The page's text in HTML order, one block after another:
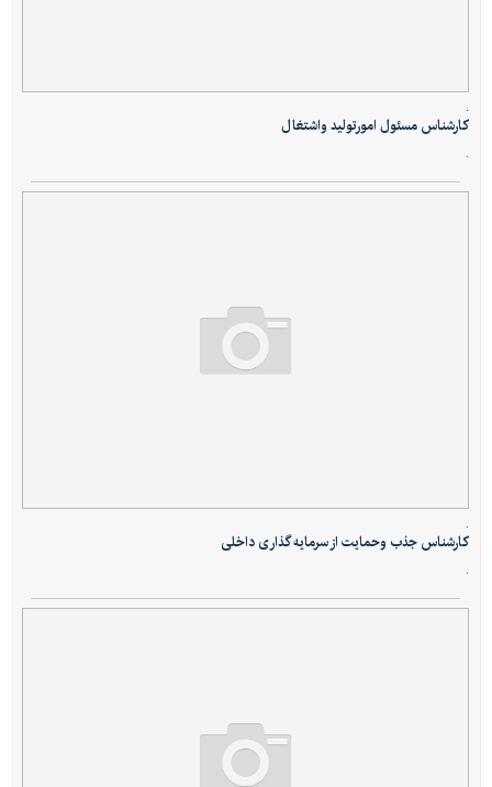
.
کارشناس مسئول امورتولید واشتغال
.
.
کارشناس جذب وحمایت از سرمایه گذاری داخلی
.